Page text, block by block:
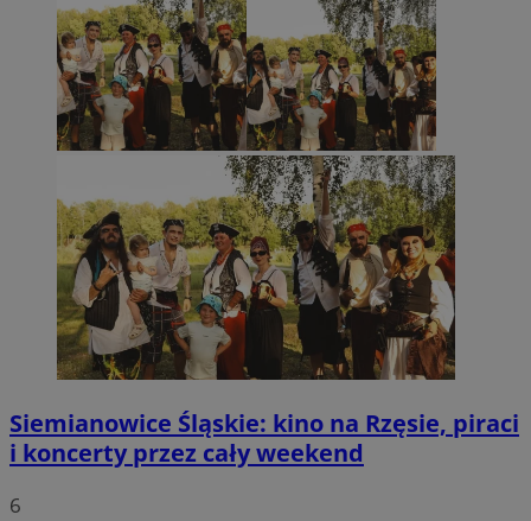
Siemianowice Śląskie: kino na Rzęsie, piraci
i koncerty przez cały weekend
6